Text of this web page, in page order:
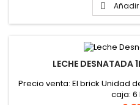

LECHE DESNATADA
Precio venta: El brick Unidad
caja: 6